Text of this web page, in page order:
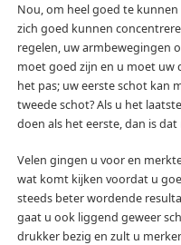
Nou, om heel goed te
zich goed kunnen
regelen, uw armbewegingen
moet goed zijn en u moet uw
het pas; uw eerste schot kan
tweede schot? Als u het
doen als het eerste, dan is
Velen gingen u voor en
wat komt kijken voordat u
steeds beter wordende
gaat u ook liggend geweer
drukker bezig en zult u